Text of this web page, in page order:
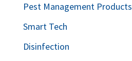
Pest Management Products
Smart Tech
Disinfection